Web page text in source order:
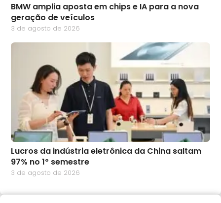
BMW amplia aposta em chips e IA para a nova
geração de veículos
3 de agosto de 2026
Lucros da indústria eletrônica da China saltam
97% no 1º semestre
3 de agosto de 2026